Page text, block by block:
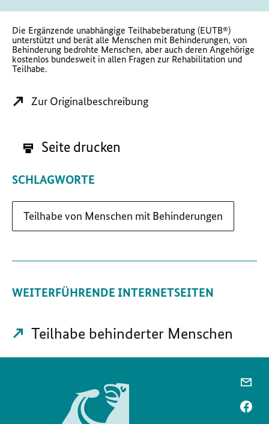
Die Ergänzende unabhängige Teilhabeberatung (EUTB®)
unterstützt und berät alle Menschen mit Behinderungen, von
Behinderung bedrohte Menschen, aber auch deren Angehörige
kostenlos bundesweit in allen Fragen zur Rehabilitation und
Teilhabe.
Zur Originalbeschreibung
Seite drucken
SCHLAGWORTE
Teilhabe von Menschen mit Behinderungen
WEITERFÜHRENDE INTERNETSEITEN
Teilhabe behinderter Menschen